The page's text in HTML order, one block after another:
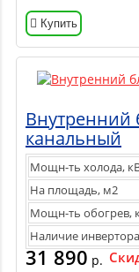
Купить
Внутренний
канальный
Мощн-ть холода,
На площадь, м2
Мощн-ть обогрев,
Наличие инвертора
31 890 р.